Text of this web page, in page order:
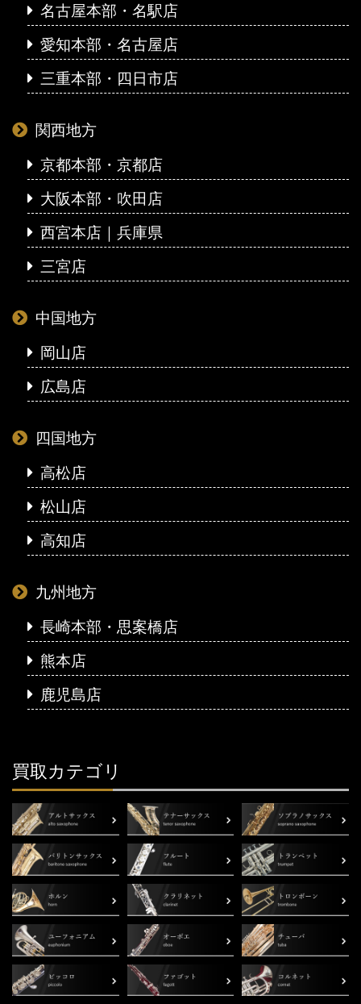
名古屋本部・名駅店
愛知本部・名古屋店
三重本部・四日市店
関西地方
京都本部・京都店
大阪本部・吹田店
西宮本店｜兵庫県
三宮店
中国地方
岡山店
広島店
四国地方
高松店
松山店
高知店
九州地方
長崎本部・思案橋店
熊本店
鹿児島店
買取カテゴリ